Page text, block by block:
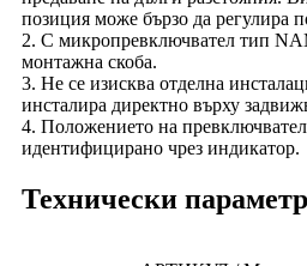
позиция може бързо да регулира
2. С микропревключвател тип
монтажна скоба.
3. Не се изисква отделна
инсталира директно върху
4. Положението на
идентифицирано чрез индикатор.
Технически